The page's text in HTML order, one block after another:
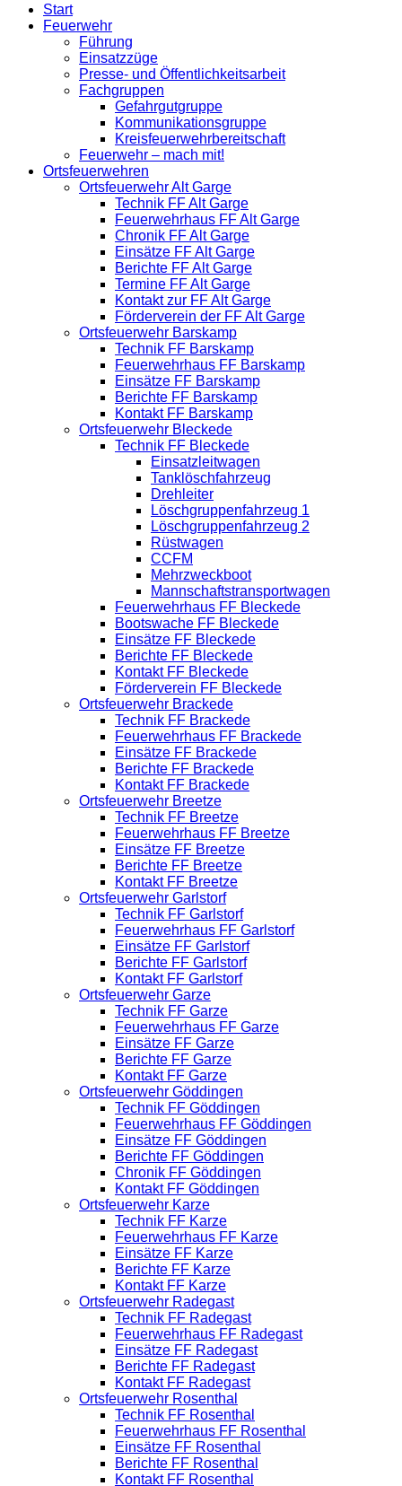
Start
Feuerwehr
Führung
Einsatzzüge
Presse- und Öffentlichkeitsarbeit
Fachgruppen
Gefahrgutgruppe
Kommunikationsgruppe
Kreisfeuerwehrbereitschaft
Feuerwehr – mach mit!
Ortsfeuerwehren
Ortsfeuerwehr Alt Garge
Technik FF Alt Garge
Feuerwehrhaus FF Alt Garge
Chronik FF Alt Garge
Einsätze FF Alt Garge
Berichte FF Alt Garge
Termine FF Alt Garge
Kontakt zur FF Alt Garge
Förderverein der FF Alt Garge
Ortsfeuerwehr Barskamp
Technik FF Barskamp
Feuerwehrhaus FF Barskamp
Einsätze FF Barskamp
Berichte FF Barskamp
Kontakt FF Barskamp
Ortsfeuerwehr Bleckede
Technik FF Bleckede
Einsatzleitwagen
Tanklöschfahrzeug
Drehleiter
Löschgruppenfahrzeug 1
Löschgruppenfahrzeug 2
Rüstwagen
CCFM
Mehrzweckboot
Mannschaftstransportwagen
Feuerwehrhaus FF Bleckede
Bootswache FF Bleckede
Einsätze FF Bleckede
Berichte FF Bleckede
Kontakt FF Bleckede
Förderverein FF Bleckede
Ortsfeuerwehr Brackede
Technik FF Brackede
Feuerwehrhaus FF Brackede
Einsätze FF Brackede
Berichte FF Brackede
Kontakt FF Brackede
Ortsfeuerwehr Breetze
Technik FF Breetze
Feuerwehrhaus FF Breetze
Einsätze FF Breetze
Berichte FF Breetze
Kontakt FF Breetze
Ortsfeuerwehr Garlstorf
Technik FF Garlstorf
Feuerwehrhaus FF Garlstorf
Einsätze FF Garlstorf
Berichte FF Garlstorf
Kontakt FF Garlstorf
Ortsfeuerwehr Garze
Technik FF Garze
Feuerwehrhaus FF Garze
Einsätze FF Garze
Berichte FF Garze
Kontakt FF Garze
Ortsfeuerwehr Göddingen
Technik FF Göddingen
Feuerwehrhaus FF Göddingen
Einsätze FF Göddingen
Berichte FF Göddingen
Chronik FF Göddingen
Kontakt FF Göddingen
Ortsfeuerwehr Karze
Technik FF Karze
Feuerwehrhaus FF Karze
Einsätze FF Karze
Berichte FF Karze
Kontakt FF Karze
Ortsfeuerwehr Radegast
Technik FF Radegast
Feuerwehrhaus FF Radegast
Einsätze FF Radegast
Berichte FF Radegast
Kontakt FF Radegast
Ortsfeuerwehr Rosenthal
Technik FF Rosenthal
Feuerwehrhaus FF Rosenthal
Einsätze FF Rosenthal
Berichte FF Rosenthal
Kontakt FF Rosenthal